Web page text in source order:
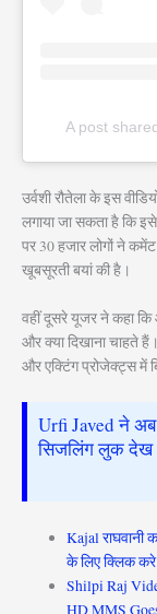
A post
उर्वशी रौतेला के इस
लगाया जा सकता है कि
पर 30 हजार लोगों ने
खूबसूरती बयां की है।
वहीं दूसरे यूजर ने कहा
और क्या दिखाना चाहते
और एक्टिंग प्रोजेक्ट्स में
Urfi Javed ने अब
सिजलिंग लुक देख
Kajal राघवानी
के लिए क्लिक करे
Shilpi Raj
HD MMS